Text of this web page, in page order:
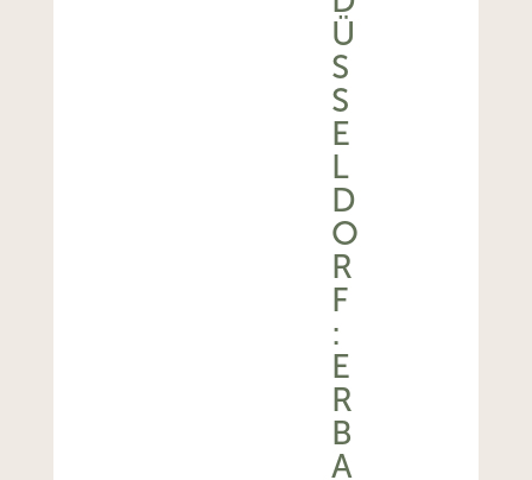
Ü
S
S
E
L
D
O
R
F
:
E
R
B
A